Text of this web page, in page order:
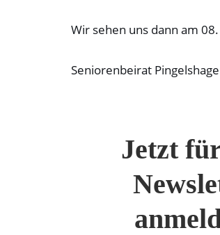
Wir sehen uns dann am 08.
Seniorenbeirat
Jetzt